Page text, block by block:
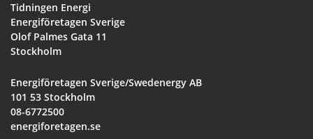
Tidningen Energi
Energiföretagen Sverige
Olof Palmes Gata 11
Stockholm
Energiföretagen Sverige/Swedenergy AB
101 53 Stockholm
08-6772500
energiforetagen.se